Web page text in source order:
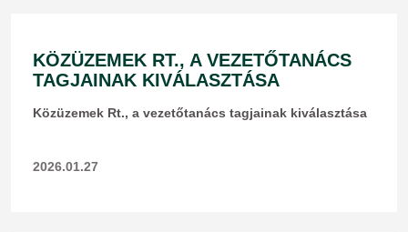
KÖZÜZEMEK RT., A VEZETŐTANÁCS
TAGJAINAK KIVÁLASZTÁSA
Közüzemek Rt., a vezetőtanács tagjainak kiválasztása
2026.01.27